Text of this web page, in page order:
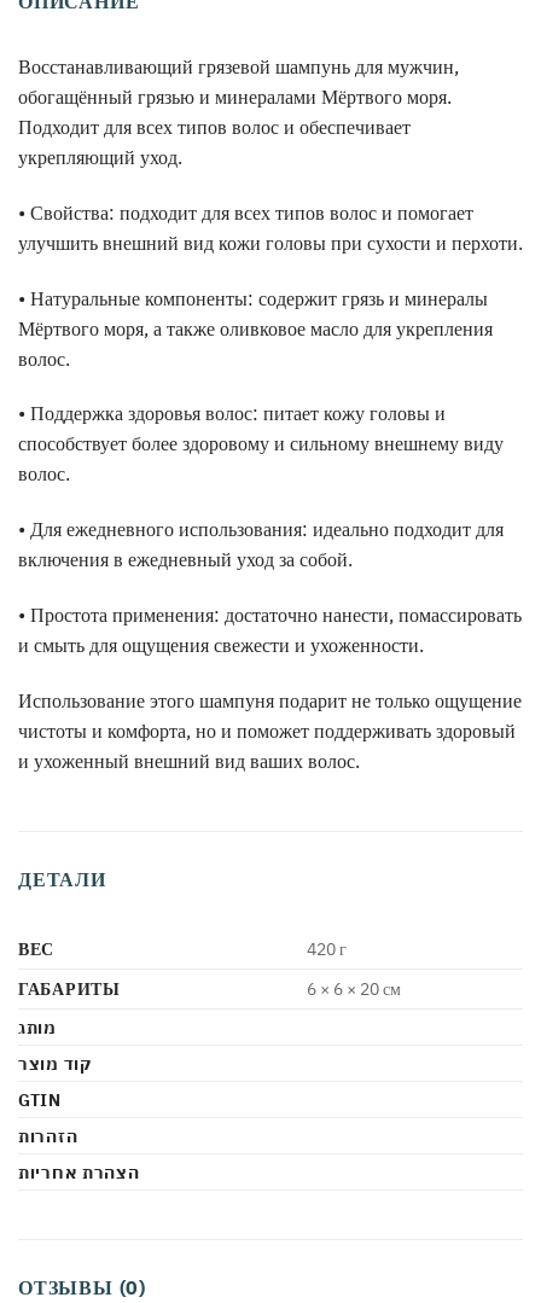
Восстанавливающий грязевой шампунь для мужчин,
обогащённый грязью и минералами Мёртвого моря.
Подходит для всех типов волос и обеспечивает
укрепляющий уход.
• Свойства: подходит для всех типов волос и помогает
улучшить внешний вид кожи головы при сухости и перхоти.
• Натуральные компоненты: содержит грязь и минералы
Мёртвого моря, а также оливковое масло для укрепления
волос.
• Поддержка здоровья волос: питает кожу головы и
способствует более здоровому и сильному внешнему виду
волос.
• Для ежедневного использования: идеально подходит для
включения в ежедневный уход за собой.
• Простота применения: достаточно нанести, помассировать
и смыть для ощущения свежести и ухоженности.
Использование этого шампуня подарит не только ощущение
чистоты и комфорта, но и поможет поддерживать здоровый
и ухоженный внешний вид ваших волос.
ДЕТАЛИ
ВЕС
420 г
ГАБАРИТЫ
6 × 6 × 20 см
מותג
קוד מוצר
GTIN
הזהרות
הצהרת אחריות
ОТЗЫВЫ (0)